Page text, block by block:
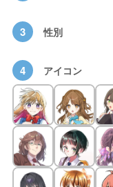
3 性別
4 アイコン